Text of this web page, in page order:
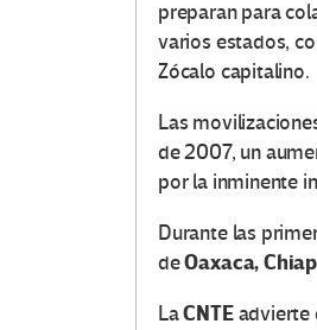
preparan para
varios estados,
Zócalo capitalino.
Las
de 2007, un
por la inminente
Durante las
deOaxaca,
LaCNTEadvierte